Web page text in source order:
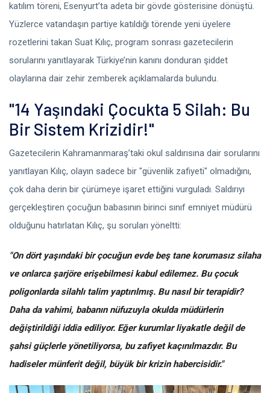
katılım töreni, Esenyurt’ta adeta bir gövde gösterisine dönüştü.
Yüzlerce vatandaşın partiye katıldığı törende yeni üyelere
rozetlerini takan Suat Kılıç, program sonrası gazetecilerin
sorularını yanıtlayarak Türkiye’nin kanını donduran şiddet
olaylarına dair zehir zemberek açıklamalarda bulundu.
"14 Yaşındaki Çocukta 5 Silah: Bu
Bir Sistem Krizidir!"
Gazetecilerin Kahramanmaraş’taki okul saldırısına dair sorularını
yanıtlayan Kılıç, olayın sadece bir "güvenlik zafiyeti" olmadığını,
çok daha derin bir çürümeye işaret ettiğini vurguladı. Saldırıyı
gerçekleştiren çocuğun babasının birinci sınıf emniyet müdürü
olduğunu hatırlatan Kılıç, şu soruları yöneltti:
"On dört yaşındaki bir çocuğun evde beş tane korumasız silaha
ve onlarca şarjöre erişebilmesi kabul edilemez. Bu çocuk
poligonlarda silahlı talim yaptırılmış. Bu nasıl bir terapidir?
Daha da vahimi, babanın nüfuzuyla okulda müdürlerin
değiştirildiği iddia ediliyor. Eğer kurumlar liyakatle değil de
şahsi güçlerle yönetiliyorsa, bu zafiyet kaçınılmazdır. Bu
hadiseler münferit değil, büyük bir krizin habercisidir."